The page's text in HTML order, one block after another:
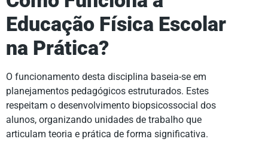
Educação Física Escolar
na Prática?
O funcionamento desta disciplina baseia-se em
planejamentos pedagógicos estruturados. Estes
respeitam o desenvolvimento biopsicossocial dos
alunos, organizando unidades de trabalho que
articulam teoria e prática de forma significativa.